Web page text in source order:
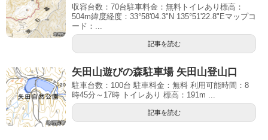
収容台数：70台駐車料金：無料トイレあり標高：
504m緯度経度：33°58'04.3"N 135°51'22.8"Eマップコ
ード：...
記事を読む
矢田山遊びの森駐車場 矢田山登山口
駐車台数：100台 駐車料金：無料 利用可能時間：8
時45分～17時 トイレあり 標高：191m ...
記事を読む